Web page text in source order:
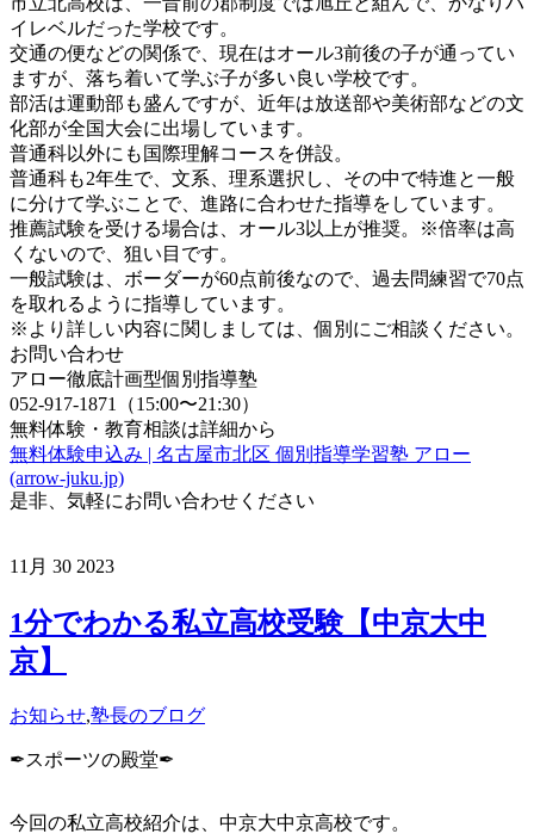
イレベルだった学校です。
交通の便などの関係で、現在はオール3前後の子が通ってい
ますが、落ち着いて学ぶ子が多い良い学校です。
部活は運動部も盛んですが、近年は放送部や美術部などの文
化部が全国大会に出場しています。
普通科以外にも国際理解コースを併設。
普通科も2年生で、文系、理系選択し、その中で特進と一般
に分けて学ぶことで、進路に合わせた指導をしています。
推薦試験を受ける場合は、オール3以上が推奨。※倍率は高
くないので、狙い目です。
一般試験は、ボーダーが60点前後なので、過去問練習で70点
を取れるように指導しています。
※より詳しい内容に関しましては、個別にご相談ください。
お問い合わせ
アロー徹底計画型個別指導塾
052-917-1871（15:00〜21:30）
無料体験・教育相談は詳細から
無料体験申込み | 名古屋市北区 個別指導学習塾 アロー
(arrow-juku.jp)
是非、気軽にお問い合わせください
11月 30 2023
1分でわかる私立高校受験【中京大中
京】
お知らせ,塾長のブログ
✒︎スポーツの殿堂✒︎
今回の私立高校紹介は、中京大中京高校です。